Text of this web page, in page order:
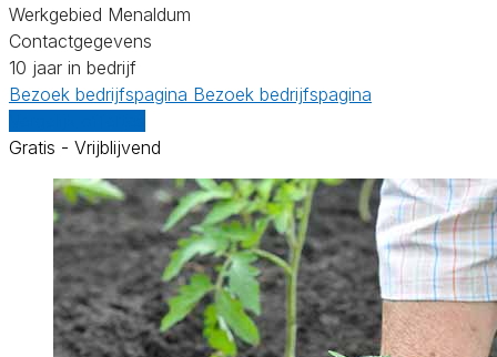
Werkgebied Menaldum
Contactgegevens
10 jaar in bedrijf
Bezoek bedrijfspagina Bezoek bedrijfspagina
Gratis - Vrijblijvend